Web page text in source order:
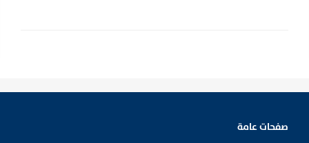
صفحات عامة